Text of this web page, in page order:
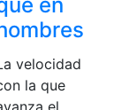
velocidad
la que
el